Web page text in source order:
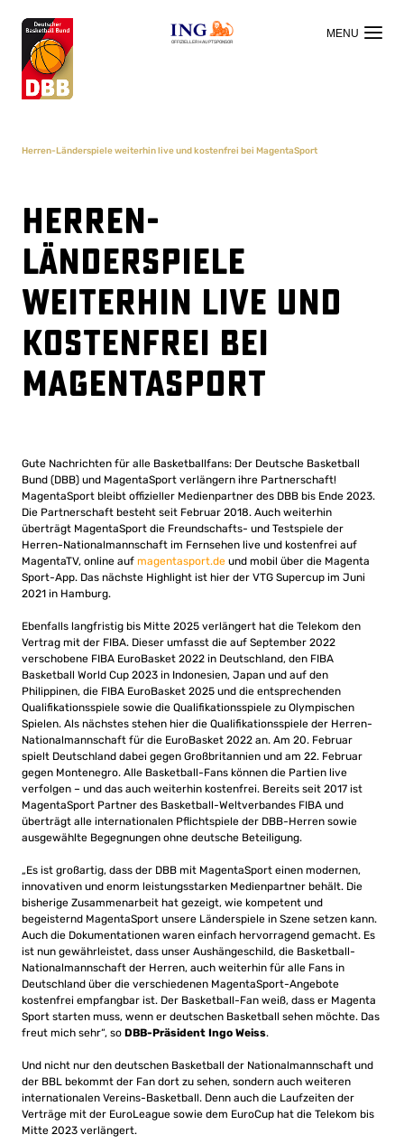
OFFIZIELLER HAUPTSPONSOR
Herren-Länderspiele weiterhin live und kostenfrei bei MagentaSport
Herren-
Länderspiele
weiterhin live und
kostenfrei bei
MagentaSport
Gute Nachrichten für alle Basketballfans: Der Deutsche Basketball
Bund (DBB) und MagentaSport verlängern ihre Partnerschaft!
MagentaSport bleibt offizieller Medienpartner des DBB bis Ende 2023.
Die Partnerschaft besteht seit Februar 2018. Auch weiterhin
überträgt MagentaSport die Freundschafts- und Testspiele der
Herren-Nationalmannschaft im Fernsehen live und kostenfrei auf
MagentaTV, online auf magentasport.de und mobil über die Magenta
Sport-App. Das nächste Highlight ist hier der VTG Supercup im Juni
2021 in Hamburg.
Ebenfalls langfristig bis Mitte 2025 verlängert hat die Telekom den
Vertrag mit der FIBA. Dieser umfasst die auf September 2022
verschobene FIBA EuroBasket 2022 in Deutschland, den FIBA
Basketball World Cup 2023 in Indonesien, Japan und auf den
Philippinen, die FIBA EuroBasket 2025 und die entsprechenden
Qualifikationsspiele sowie die Qualifikationsspiele zu Olympischen
Spielen. Als nächstes stehen hier die Qualifikationsspiele der Herren-
Nationalmannschaft für die EuroBasket 2022 an. Am 20. Februar
spielt Deutschland dabei gegen Großbritannien und am 22. Februar
gegen Montenegro. Alle Basketball-Fans können die Partien live
verfolgen – und das auch weiterhin kostenfrei. Bereits seit 2017 ist
MagentaSport Partner des Basketball-Weltverbandes FIBA und
überträgt alle internationalen Pflichtspiele der DBB-Herren sowie
ausgewählte Begegnungen ohne deutsche Beteiligung.
„Es ist großartig, dass der DBB mit MagentaSport einen modernen,
innovativen und enorm leistungsstarken Medienpartner behält. Die
bisherige Zusammenarbeit hat gezeigt, wie kompetent und
begeisternd MagentaSport unsere Länderspiele in Szene setzen kann.
Auch die Dokumentationen waren einfach hervorragend gemacht. Es
ist nun gewährleistet, dass unser Aushängeschild, die Basketball-
Nationalmannschaft der Herren, auch weiterhin für alle Fans in
Deutschland über die verschiedenen MagentaSport-Angebote
kostenfrei empfangbar ist. Der Basketball-Fan weiß, dass er Magenta
Sport starten muss, wenn er deutschen Basketball sehen möchte. Das
freut mich sehr“, so DBB-Präsident Ingo Weiss.
Und nicht nur den deutschen Basketball der Nationalmannschaft und
der BBL bekommt der Fan dort zu sehen, sondern auch weiteren
internationalen Vereins-Basketball. Denn auch die Laufzeiten der
Verträge mit der EuroLeague sowie dem EuroCup hat die Telekom bis
Mitte 2023 verlängert.